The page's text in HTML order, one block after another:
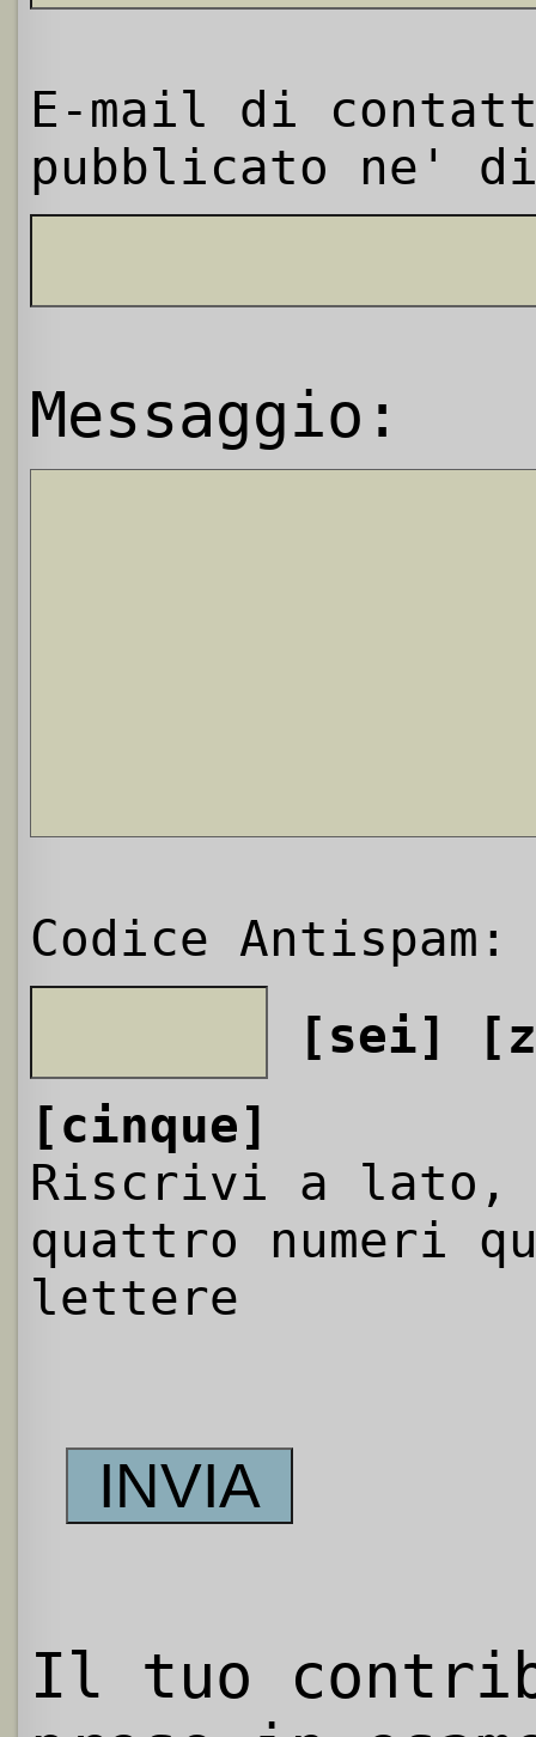
E-mail di
pubblicato ne'
Messaggio:
Codice Antispam:
[sei]
[cinque]
Riscrivi a
quattro numeri
lettere
Il tuo